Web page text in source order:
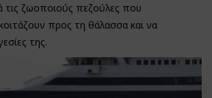
τις ζωοποιούς πεζούλες που
προς τη θάλασσα και να
της.